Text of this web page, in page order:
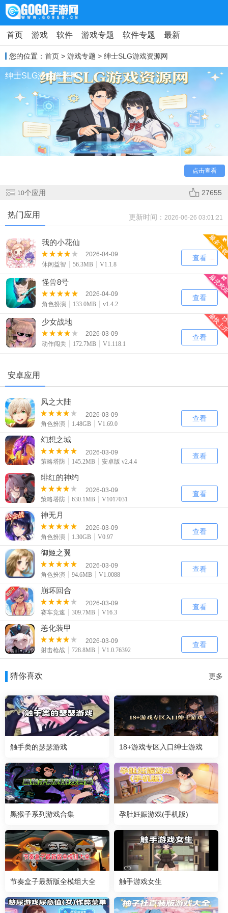
首页 游戏 软件 游戏专题 软件专题 最新
您的位置： 首页 > 游戏专题 > 绅士SLG游戏资源网
绅士SLG游戏资源网
点击查看
绅士SLG游戏资源网整理给大家，以专业策展人的眼光，
为追求卓越体验的绅士们打造了一个精品资源殿堂。我们深知
您的时间宝贵，因此拒绝简单的内容堆砌，每一款上线的作品
都经过严格筛选，确保为您呈现的都是值得细细品味的佳作。
10个应用 27655
热门应用 更新时间： 2026-06-26 03:01:21
我的小花仙
2026-04-09
休闲益智
56.3MB V1.1.8
查看
怪兽8号
2026-04-09
角色扮演
133.0MB v1.4.2
查看
少女战地
2026-03-09
动作闯关
172.7MB V1.118.1
查看
安卓应用
风之大陆
2026-03-09
角色扮演
1.48GB V1.69.0
查看
幻想之城
2026-03-09
策略塔防
145.2MB 安卓版 v2.4.4
查看
绯红的神约
2026-03-09
策略塔防
630.1MB V1017031
查看
神无月
2026-03-09
角色扮演
1.30GB V0.97
查看
御姬之翼
2026-03-09
角色扮演
94.6MB V1.0088
查看
崩坏回合
2026-03-09
赛车竞速
309.7MB V16.3
查看
恙化装甲
2026-03-09
射击枪战
728.8MB V1.0.76392
查看
猜你喜欢 更多
触手类的瑟瑟游戏 18+游戏专区入口绅士游戏
黑猴子系列游戏合集 孕肚妊娠游戏(手机版)
节奏盒子最新版全模组大全 触手游戏女生